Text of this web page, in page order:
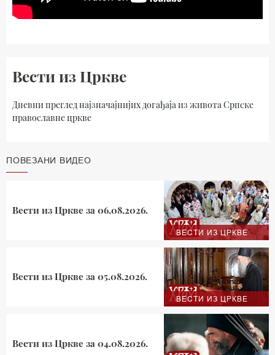
Вести из Цркве
Дневни преглед најзначајнијих догађаја из живота Српске
православне цркве
ПОВЕЗАНИ ВИДЕО
ВЕСТИ ИЗ ЦРКВЕ
Вести из Цркве за 06.08.2026.
ВЕСТИ ИЗ ЦРКВЕ
Вести из Цркве за 05.08.2026.
Вести из Цркве за 04.08.2026.